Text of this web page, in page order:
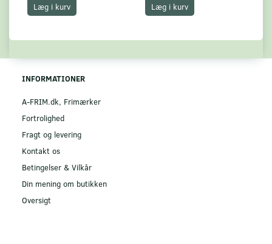
Læg i kurv Læg i kurv
INFORMATIONER
A-FRIM.dk, Frimærker
Fortrolighed
Fragt og levering
Kontakt os
Betingelser & Vilkår
Din mening om butikken
Oversigt